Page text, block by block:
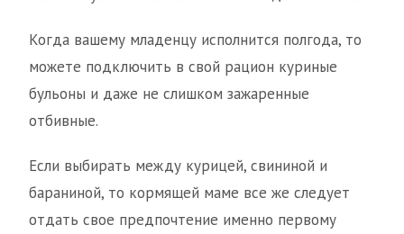
Когда вашему младенцу исполнится полгода, то
можете подключить в свой рацион куриные
бульоны и даже не слишком зажаренные
отбивные.
Если выбирать между курицей, свининой и
бараниной, то кормящей маме все же следует
отдать свое предпочтение именно первому